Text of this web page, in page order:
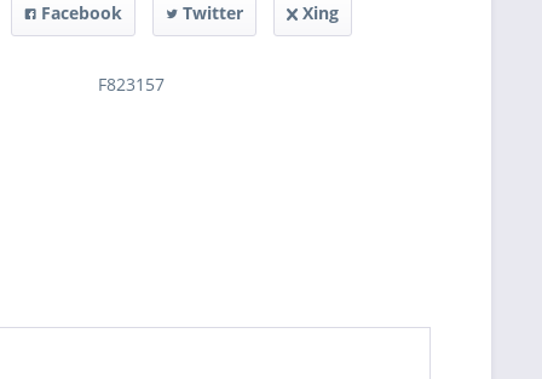
Facebook Twitter Xing
F823157